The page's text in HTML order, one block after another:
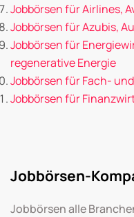
Jobbörsen für Airlines,
Jobbörsen für Azubis,
Jobbörsen für
regenerative Energie
Jobbörsen für Fach-
Jobbörsen für
Jobbörsen-
Jobbörsen alle